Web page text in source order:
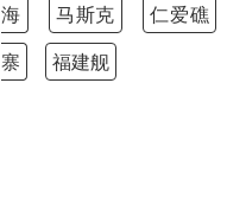
海
马斯克 仁爱礁
寨
福建舰